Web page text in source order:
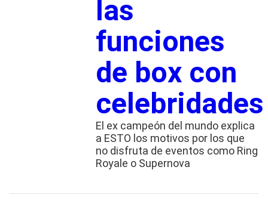
las
funciones
de box con
celebridades
El ex campeón del mundo explica
a ESTO los motivos por los que
no disfruta de eventos como Ring
Royale o Supernova